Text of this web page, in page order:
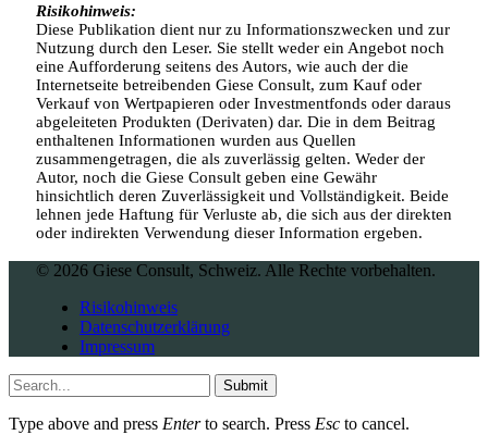
Risikohinweis:
Diese Publikation dient nur zu Informationszwecken und zur
Nutzung durch den Leser. Sie stellt weder ein Angebot noch
eine Aufforderung seitens des Autors, wie auch der die
Internetseite betreibenden Giese Consult, zum Kauf oder
Verkauf von Wertpapieren oder Investmentfonds oder daraus
abgeleiteten Produkten (Derivaten) dar. Die in dem Beitrag
enthaltenen Informationen wurden aus Quellen
zusammengetragen, die als zuverlässig gelten. Weder der
Autor, noch die Giese Consult geben eine Gewähr
hinsichtlich deren Zuverlässigkeit und Vollständigkeit. Beide
lehnen jede Haftung für Verluste ab, die sich aus der direkten
oder indirekten Verwendung dieser Information ergeben.
© 2026 Giese Consult, Schweiz. Alle Rechte vorbehalten.
Risikohinweis
Datenschutzerklärung
Impressum
Submit
Type above and press Enterto search. Press Esc to cancel.